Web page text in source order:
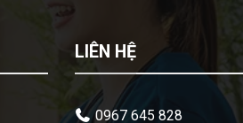
LIÊN HỆ
0967 645 828